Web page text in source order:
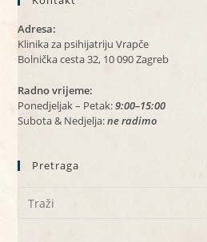
Adresa:
Klinika za psihijatriju Vrapče
Bolnička cesta 32, 10 090 Zagreb
Radno vrijeme:
Ponedjeljak – Petak:9:00–15:00
Subota & Nedjelja:ne radimo
Pretraga